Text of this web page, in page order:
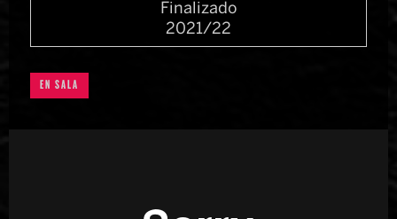
Finalizado
2021/22
EN SALA